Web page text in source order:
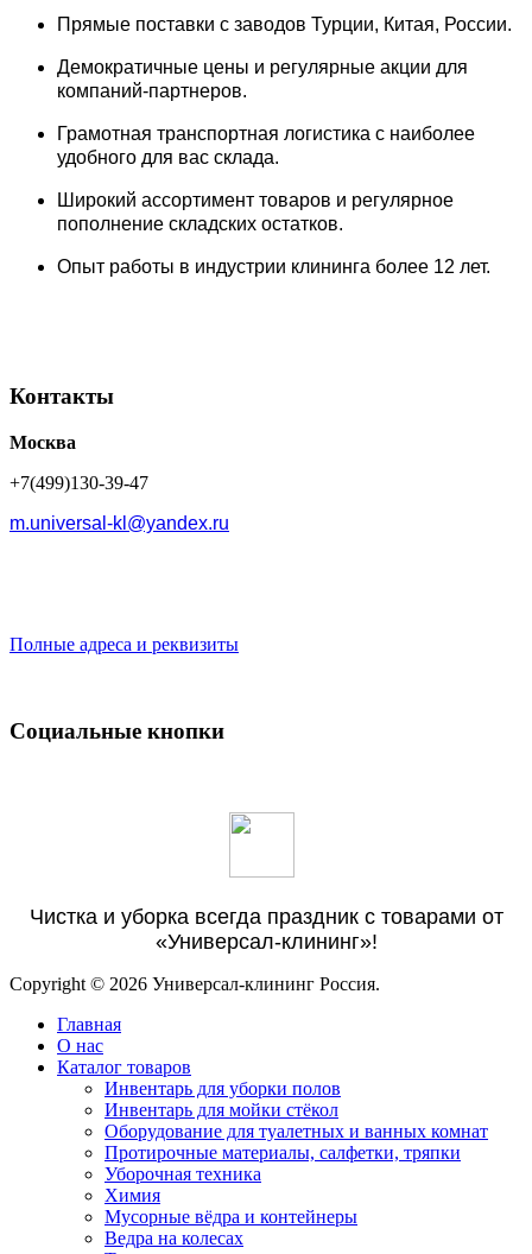
Прямые поставки c заводов Турции, Китая, России.
Демократичные цены и регулярные акции для
компаний-партнеров.
Грамотная транспортная логистика с наиболее
удобного для вас склада.
Широкий ассортимент товаров и регулярное
пополнение складских остатков.
Опыт работы в индустрии клининга более 12 лет.
Контакты
Москва
+7(499)130-39-47
m.universal-kl@yandex.ru
Полные адреса и реквизиты
Социальные кнопки
Чистка и уборка всегда праздник с товарами от
«Универсал-клининг»!
Copyright © 2026 Универсал-клининг Россия.
Главная
О нас
Каталог товаров
Инвентарь для уборки полов
Инвентарь для мойки стёкол
Оборудование для туалетных и ванных комнат
Протирочные материалы, салфетки, тряпки
Уборочная техника
Химия
Мусорные вёдра и контейнеры
Ведра на колесах